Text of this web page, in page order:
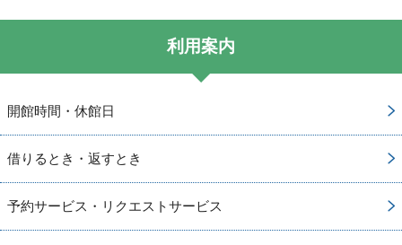
利用案内
開館時間・休館日
借りるとき・返すとき
予約サービス・リクエストサービス